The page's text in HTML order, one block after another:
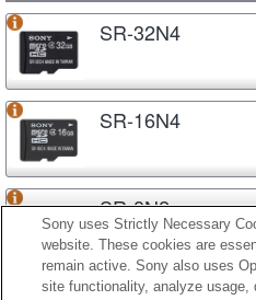
SR-32N4
SR-16N4
SR-8N2
SR-8N4
Sony uses Strictly Necessary
website. These cookies are
remain active. Sony also uses
site functionality, analyze usage,